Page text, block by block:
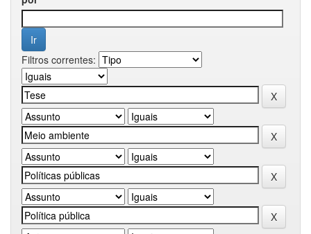
Filtros correntes: